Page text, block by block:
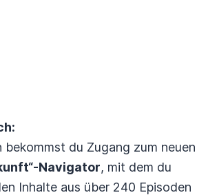
bekommst du Zugang zum neuen
Navigator, mit dem du
Inhalte aus über 240 Episoden